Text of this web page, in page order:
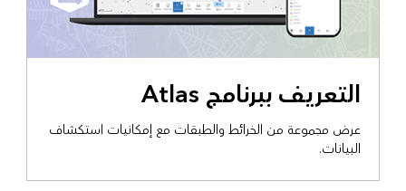
التعريف ببرنامج Atlas
عرض مجموعة من الخرائط والطبقات مع إمكانيات استكشاف
البيانات.